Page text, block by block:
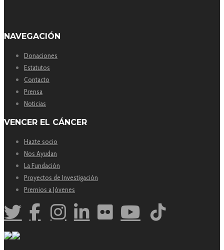
NAVEGACIÓN
Donaciones
Estatutos
Contacto
Prensa
Noticias
VENCER EL CÁNCER
Hazte socio
Nos Ayudan
La Fundación
Proyectos de Investigación
Premios a Jóvenes